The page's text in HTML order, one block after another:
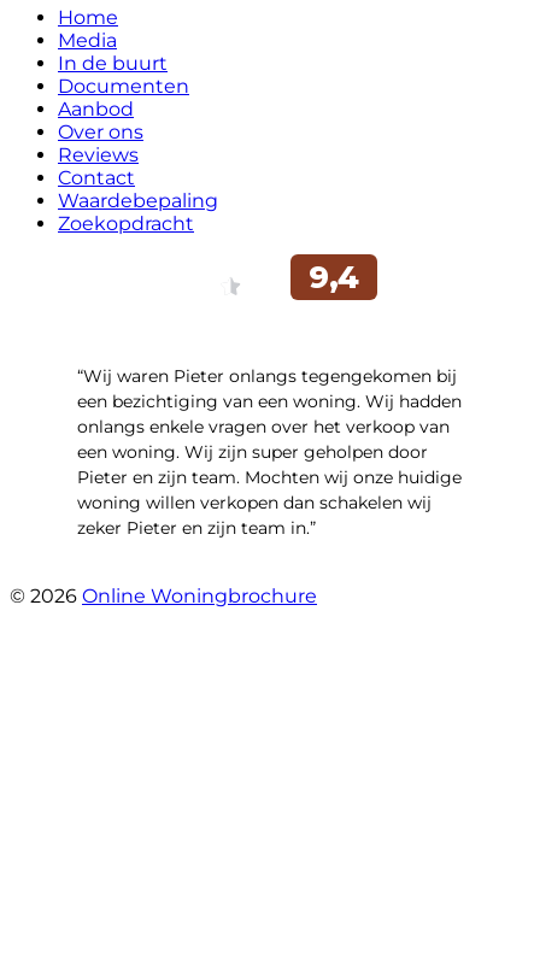
Home
Media
In de buurt
Documenten
Aanbod
Over ons
Reviews
Contact
Waardebepaling
Zoekopdracht
“Wij waren Pieter onlangs tegengekomen bij
een bezichtiging van een woning. Wij hadden
onlangs enkele vragen over het verkoop van
een woning. Wij zijn super geholpen door
Pieter en zijn team. Mochten wij onze huidige
woning willen verkopen dan schakelen wij
zeker Pieter en zijn team in.”
© 2026 Online Woningbrochure